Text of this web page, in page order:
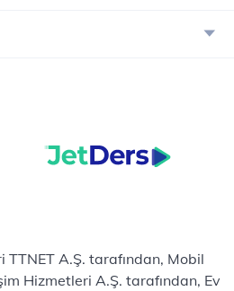
TTNET A.Ş. tarafından, Mobil
Hizmetleri A.Ş. tarafından, Ev